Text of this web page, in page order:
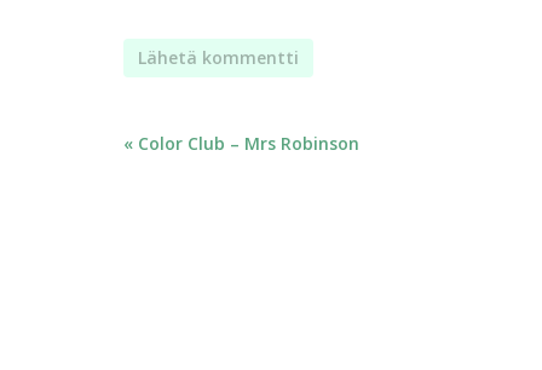
Artikkelien
« Color Club – Mrs Robinson